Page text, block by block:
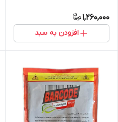
1,260,000
افزودن به سبد